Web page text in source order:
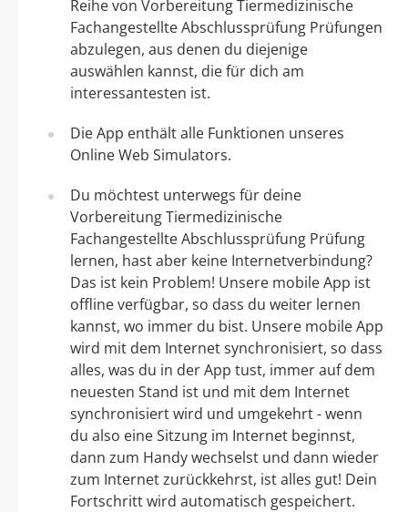
Reihe von Vorbereitung Tiermedizinische
Fachangestellte Abschlussprüfung Prüfungen
abzulegen, aus denen du diejenige
auswählen kannst, die für dich am
interessantesten ist.
Die App enthält alle Funktionen unseres
Online Web Simulators.
Du möchtest unterwegs für deine
Vorbereitung Tiermedizinische
Fachangestellte Abschlussprüfung Prüfung
lernen, hast aber keine Internetverbindung?
Das ist kein Problem! Unsere mobile App ist
offline verfügbar, so dass du weiter lernen
kannst, wo immer du bist. Unsere mobile App
wird mit dem Internet synchronisiert, so dass
alles, was du in der App tust, immer auf dem
neuesten Stand ist und mit dem Internet
synchronisiert wird und umgekehrt - wenn
du also eine Sitzung im Internet beginnst,
dann zum Handy wechselst und dann wieder
zum Internet zurückkehrst, ist alles gut! Dein
Fortschritt wird automatisch gespeichert.